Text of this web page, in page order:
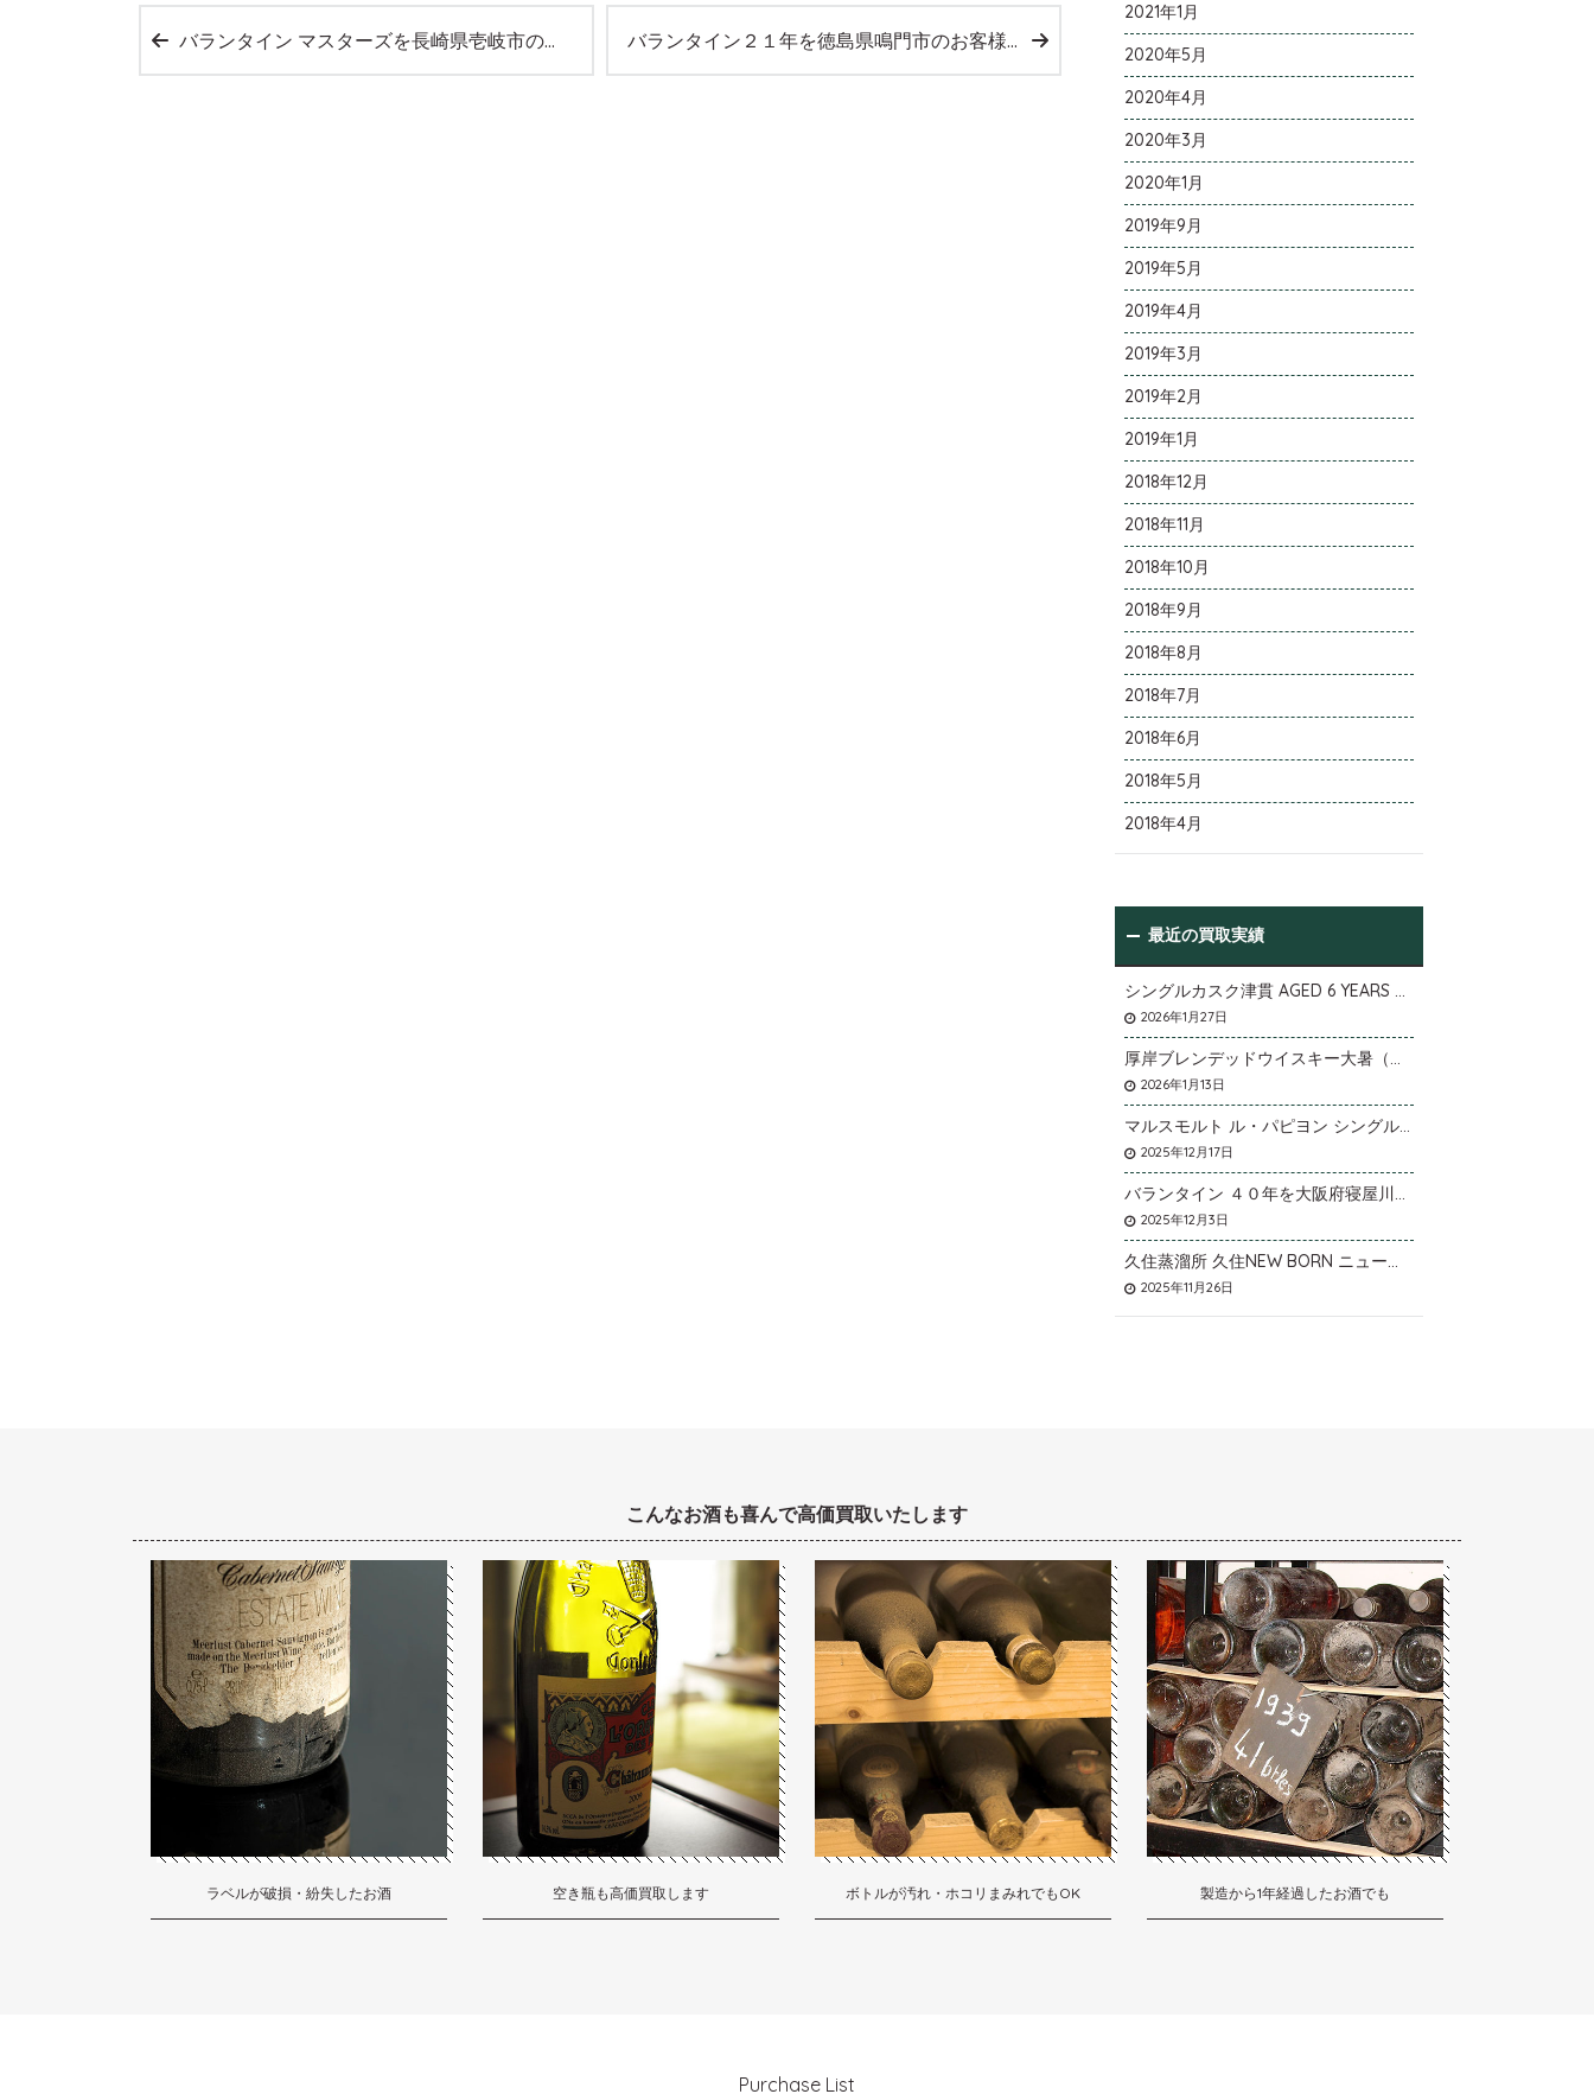
バランタイン マスターズを長崎県壱岐市のお客様よりを宅配買取させて頂きました。 バランタイン２１年を徳島県鳴門市のお客様より宅配買取させて頂きました。
2021年1月
2020年5月
2020年4月
2020年3月
2020年1月
2019年9月
2019年5月
2019年4月
2019年3月
2019年2月
2019年1月
2018年12月
2018年11月
2018年10月
2018年9月
2018年8月
2018年7月
2018年6月
2018年5月
2018年4月
最近の買取実績
シングルカスク津貫 AGED 6 YEARS Cask No.T12を大阪府枚方市のお客様より店頭買取いたしました。
2026年1月27日
厚岸ブレンデッドウイスキー大暑（たいしょ）を大阪府寝屋川市のお客様より店頭買取いたしました。
2026年1月13日
マルスモルト ル・パピヨン シングルカスク アイノミドリシジミを大阪府枚方市のお客様より店頭買取いたしました。
2025年12月17日
バランタイン ４０年を大阪府寝屋川市のお客様より店頭買取いたしました。
2025年12月3日
久住蒸溜所 久住NEW BORN ニューボーンを石川県石川市のお客様より宅配買取いたしました。
2025年11月26日
こんなお酒も喜んで高価買取いたします
ラベルが破損・紛失したお酒 空き瓶も高価買取します ボトルが汚れ・ホコリまみれでもOK 製造から1年経過したお酒でも
Purchase List